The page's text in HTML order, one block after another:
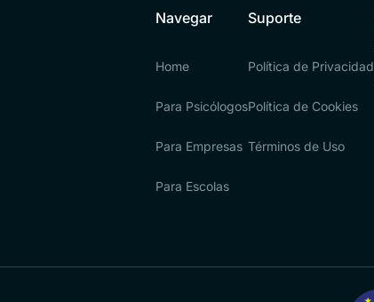
Navegar
Home
Para Psicólogos
Para Empresas
Para Escolas
Suporte
Política de Privacidad
Política de Cookies
Términos de Uso